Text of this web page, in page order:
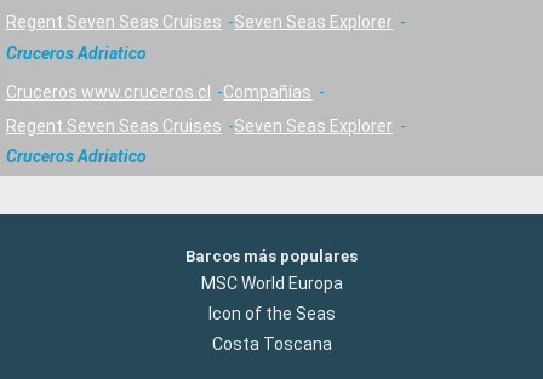
Regent Seven Seas Cruises
Seven Seas Explorer
Cruceros Adriatico
Cruceros www.cruceros.cl
Compañías
Regent Seven Seas Cruises
Seven Seas Explorer
Cruceros Adriatico
Barcos más populares
MSC World Europa
Icon of the Seas
Costa Toscana